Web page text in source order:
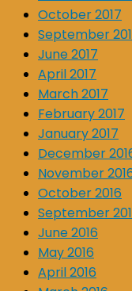
October 2017
September
June 2017
April 2017
March 2017
February 2017
January 2017
December
November
October 2016
September
June 2016
May 2016
April 2016